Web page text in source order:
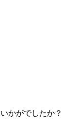
かがでしたか？